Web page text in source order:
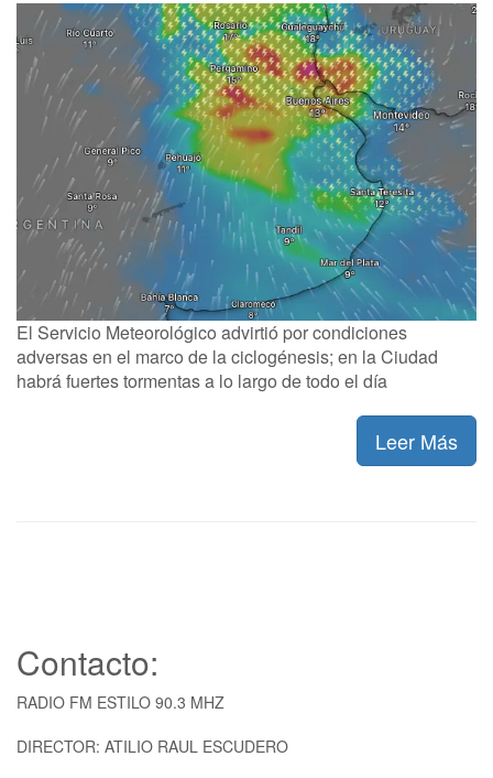
El Servicio Meteorológico advirtió por condiciones
adversas en el marco de la ciclogénesis; en la Ciudad
habrá fuertes tormentas a lo largo de todo el día
Leer Más
Contacto:
RADIO FM ESTILO 90.3 MHZ
DIRECTOR: ATILIO RAUL ESCUDERO